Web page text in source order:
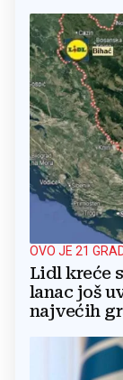
OVO JE 21
Lidl kreće
lanac još
najvećih